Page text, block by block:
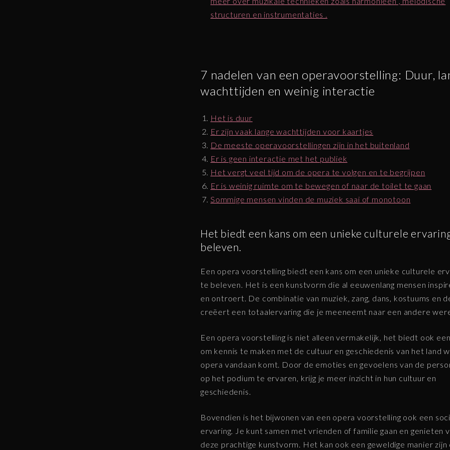
structuren en instrumentaties .
7 nadelen van een operavoorstelling: Duur,
wachttijden en weinig interactie
Het is duur
Er zijn vaak lange wachttijden voor kaartjes
De meeste operavoorstellingen zijn in het buitenland
Er is geen interactie met het publiek
Het vergt veel tijd om de opera te volgen en te begrijpen
Er is weinig ruimte om te bewegen of naar de toilet te gaan
Sommige mensen vinden de muziek saai of monotoon
Het biedt een kans om een unieke culturele
beleven.
Een opera voorstelling biedt een kans om een unieke culturele
te beleven. Het is een kunstvorm die al eeuwenlang mensen
en ontroert. De combinatie van muziek, zang, dans, kostuums en
creëert een totaalervaring die je meeneemt naar een andere
Een opera voorstelling is niet alleen vermakelijk, het biedt ook
om kennis te maken met de cultuur en geschiedenis van het land
opera vandaan komt. Door de emoties en gevoelens van de
op het podium te ervaren, krijg je meer inzicht in hun cultuur en
geschiedenis.
Bovendien is het bijwonen van een opera voorstelling ook een
ervaring. Je kunt samen met vrienden of familie gaan en genieten
deze prachtige kunstvorm. Het kan ook een geweldige manier zijn